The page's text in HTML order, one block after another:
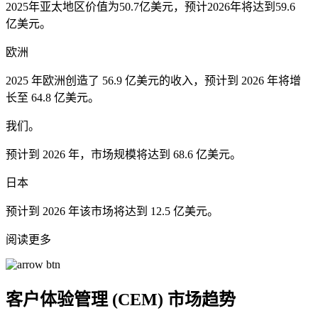
2025年亚太地区价值为50.7亿美元，预计2026年将达到59.6
亿美元。
欧洲
2025 年欧洲创造了 56.9 亿美元的收入，预计到 2026 年将增
长至 64.8 亿美元。
我们。
预计到 2026 年，市场规模将达到 68.6 亿美元。
日本
预计到 2026 年该市场将达到 12.5 亿美元。
阅读更多
客户体验管理 (CEM) 市场趋势